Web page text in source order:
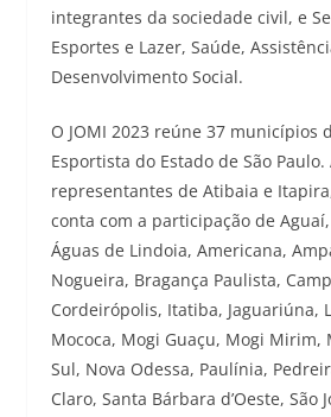
integrantes da sociedade civil, e
Esportes e Lazer, Saúde,
Desenvolvimento Social.
O JOMI 2023 reúne 37 municípios
Esportista do Estado de São Paulo.
representantes de Atibaia e
conta com a participação de
Águas de Lindoia, Americana,
Nogueira, Bragança Paulista,
Cordeirópolis, Itatiba, Jaguariúna,
Mococa, Mogi Guaçu, Mogi Mirim,
Sul, Nova Odessa, Paulínia,
Claro, Santa Bárbara d’Oeste, São